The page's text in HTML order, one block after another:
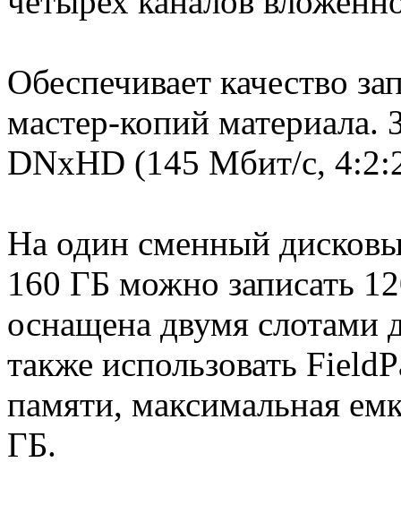
Обеспечивает качество
мастер-копий материала.
DNxHD (145 Мбит/с,
На один сменный
160 ГБ можно записать
оснащена двумя
также использовать
памяти, максимальная
ГБ.